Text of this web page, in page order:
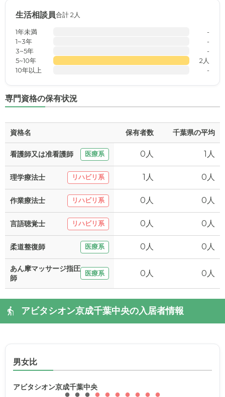
生活相談員合計 2人
1年未満
-
1~3年
-
3~5年
-
5~10年
2人
10年以上
-
専門資格の保有状況
資格名 保有者数 千葉県の平均
看護師又は准看護師 医療系 0人 1人
理学療法士 リハビリ系 1人 0人
作業療法士 リハビリ系 0人 0人
言語聴覚士 リハビリ系 0人 0人
柔道整復師 医療系 0人 0人
あん摩マッサージ指圧
師
医療系 0人 0人
アビタシオン京成千葉中央の入居者情報
男女比
アビタシオン京成千葉中央